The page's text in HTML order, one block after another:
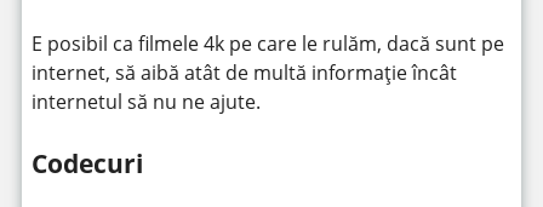
E posibil ca filmele 4k pe care le rulăm, dacă sunt pe
internet, să aibă atât de multă informație încât
internetul să nu ne ajute.
Codecuri